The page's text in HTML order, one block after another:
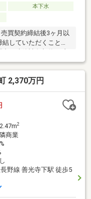
本下水
買契約締結後3ヶ月以
していただくことを
なり、受領済み代金
定の司法書士での登
2,370万円
2
商業
野線 善光寺下駅 徒歩5